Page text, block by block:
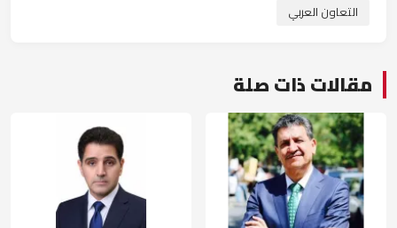
التعاون العربي
مقالات ذات صلة